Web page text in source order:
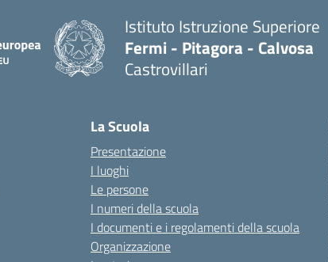
Istituto Istruzione Superiore
Fermi - Pitagora - Calvosa
Castrovillari
La Scuola
Presentazione
I luoghi
Le persone
I numeri della scuola
I documenti e i regolamenti della scuola
Organizzazione